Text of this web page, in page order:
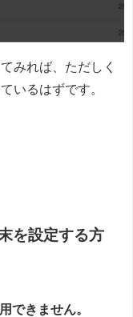
みれば、ただしく
いるはずです。
を設定する方
できません。